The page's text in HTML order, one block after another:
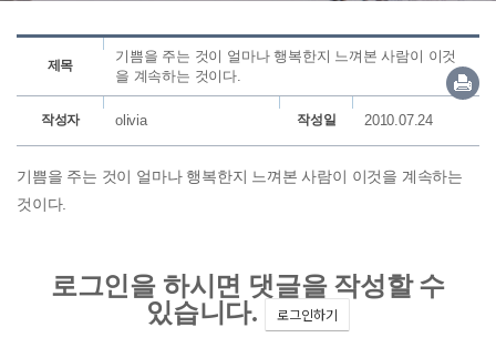
제목
기쁨을 주는 것이 얼마나 행복한지 느껴본 사람이 이것
을 계속하는 것이다.
작성자 olivia 작성일 2010.07.24
기쁨을 주는 것이 얼마나 행복한지 느껴본 사람이 이것을 계속하는
것이다.